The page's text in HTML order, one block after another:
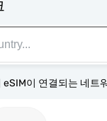
이 연결되는 네트